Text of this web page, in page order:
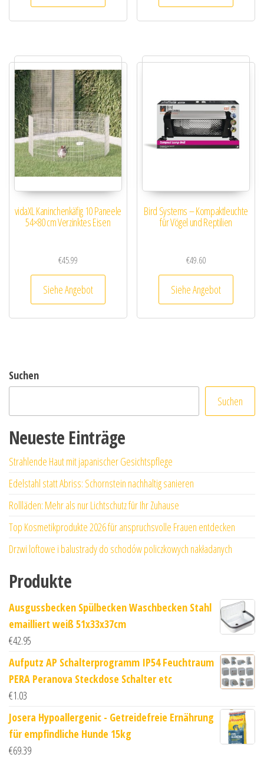
vidaXL Kaninchenkäfig 10 Paneele
54×80 cm Verzinktes Eisen
€45.99
Siehe Angebot
Bird Systems – Kompaktleuchte
für Vögel und Reptilien
€49.60
Siehe Angebot
Suchen
Suchen
Neueste Einträge
Strahlende Haut mit japanischer Gesichtspflege
Edelstahl statt Abriss: Schornstein nachhaltig sanieren
Rollläden: Mehr als nur Lichtschutz für Ihr Zuhause
Top Kosmetikprodukte 2026 für anspruchsvolle Frauen entdecken
Drzwi loftowe i balustrady do schodów policzkowych nakładanych
Produkte
Ausgussbecken Spülbecken Waschbecken Stahl
emailliert weiß 51x33x37cm
€42.95
Aufputz AP Schalterprogramm IP54 Feuchtraum
PERA Peranova Steckdose Schalter etc
€1.03
Josera Hypoallergenic - Getreidefreie Ernährung
für empfindliche Hunde 15kg
€69.39